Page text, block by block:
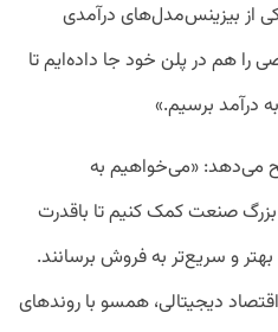
از بیزینس‌مدل‌های درآمدی
هم در پلن خود جا داده‌ایم تا
درآمد برسیم.»
می‌دهد: «می‌خواهیم به
صنعت کمک کنیم تا باقدرت
بهتر و سریع‌تر به فروش برسانند.
دیجیتالی، همسو با روندهای